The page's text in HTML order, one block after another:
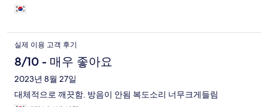
실제 이용 고객 후기
8/10 - 매우 좋아요
2023년 8월 27일
대체적으로 깨끗함. 방음이 안됨 복도소리 너무크게들림